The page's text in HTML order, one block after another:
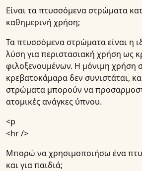
Είναι τα πτυσσόμενα στρώματα
καθημερινή χρήση;
Τα πτυσσόμενα στρώματα είναι η
λύση για περιστασιακή χρήση ως
φιλοξενουμένων. Η μόνιμη χρήση
κρεβατοκάμαρα δεν συνιστάται,
στρώματα μπορούν να
ατομικές ανάγκες ύπνου.
<p
<hr />
Μπορώ να χρησιμοποιήσω ένα
και για παιδιά;